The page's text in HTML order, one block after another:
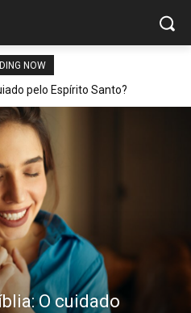
NOW
pelo Espírito Santo?
O cuidado